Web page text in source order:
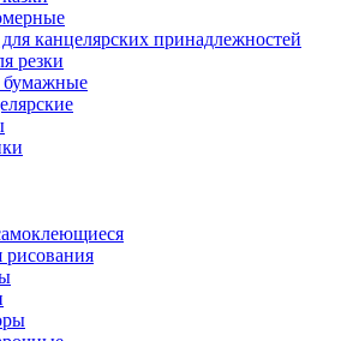
канцелярских принадлежностей
резки
бумажные
рисования